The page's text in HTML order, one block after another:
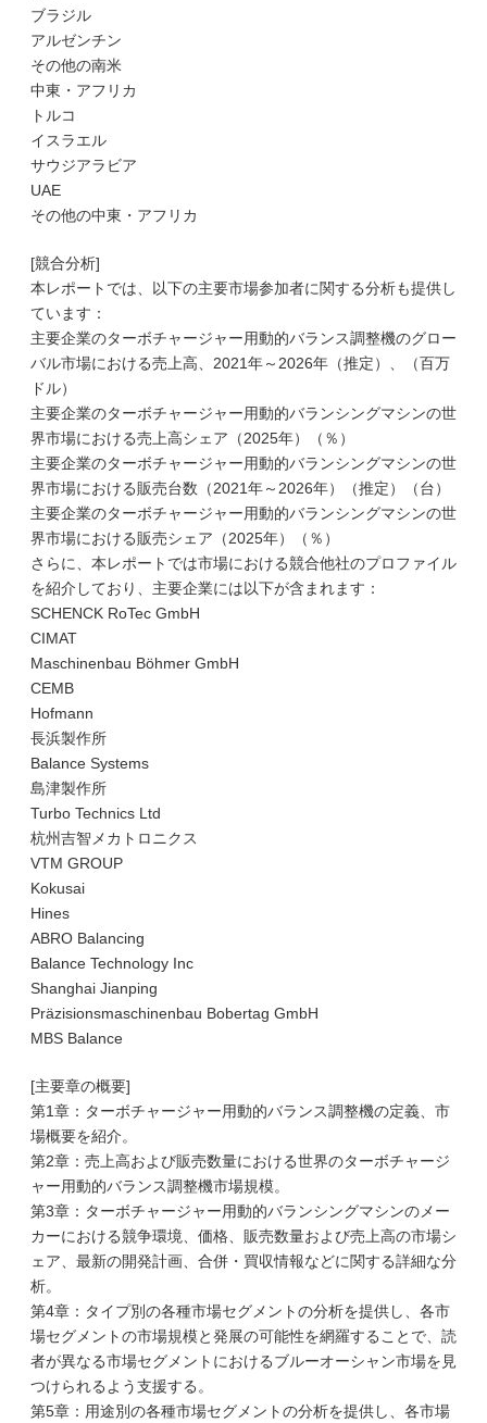
ブラジル
アルゼンチン
その他の南米
中東・アフリカ
トルコ
イスラエル
サウジアラビア
UAE
その他の中東・アフリカ
[競合分析]
本レポートでは、以下の主要市場参加者に関する分析も提供し
ています：
主要企業のターボチャージャー用動的バランス調整機のグロー
バル市場における売上高、2021年～2026年（推定）、（百万
ドル）
主要企業のターボチャージャー用動的バランシングマシンの世
界市場における売上高シェア（2025年）（％）
主要企業のターボチャージャー用動的バランシングマシンの世
界市場における販売台数（2021年～2026年）（推定）（台）
主要企業のターボチャージャー用動的バランシングマシンの世
界市場における販売シェア（2025年）（％）
さらに、本レポートでは市場における競合他社のプロファイル
を紹介しており、主要企業には以下が含まれます：
SCHENCK RoTec GmbH
CIMAT
Maschinenbau Böhmer GmbH
CEMB
Hofmann
長浜製作所
Balance Systems
島津製作所
Turbo Technics Ltd
杭州吉智メカトロニクス
VTM GROUP
Kokusai
Hines
ABRO Balancing
Balance Technology Inc
Shanghai Jianping
Präzisionsmaschinenbau Bobertag GmbH
MBS Balance
[主要章の概要]
第1章：ターボチャージャー用動的バランス調整機の定義、市
場概要を紹介。
第2章：売上高および販売数量における世界のターボチャージ
ャー用動的バランス調整機市場規模。
第3章：ターボチャージャー用動的バランシングマシンのメー
カーにおける競争環境、価格、販売数量および売上高の市場シ
ェア、最新の開発計画、合併・買収情報などに関する詳細な分
析。
第4章：タイプ別の各種市場セグメントの分析を提供し、各市
場セグメントの市場規模と発展の可能性を網羅することで、読
者が異なる市場セグメントにおけるブルーオーシャン市場を見
つけられるよう支援する。
第5章：用途別の各種市場セグメントの分析を提供し、各市場